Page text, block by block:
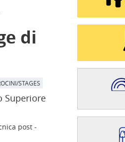
IL
di
STAGES
Superiore
post -